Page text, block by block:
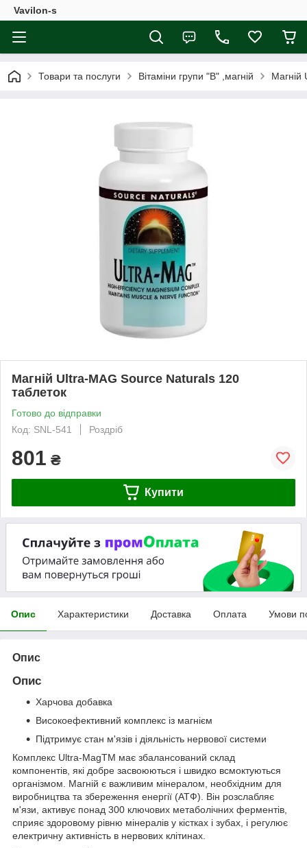
Vavilon-s
Товари та послуги Вітаміни групи "В" ,магній Магній
Магній Ultra-MAG Source Naturals 120
таблеток
Готово до відправки
Код: SNL-541
Роздріб
801 ₴
Купити
Опис Характеристики Доставка Оплата Умови
Опис
Опис
Харчова добавка
Високоефективний комплекс із магнієм
Підтримує стан м'язів і діяльність нервової системи
Комплекс Ultra-MagTM має збалансований склад
компонентів, які добре засвоюються і швидко всмоктуються
організмом. Магній є важливим мінералом, необхідним для
виробництва та збереження енергії (АТФ). Він розслабляє
м'язи, активує понад 300 ключових метаболічних ферментів,
сприяє здоровому рівню мінералів у кістках і зубах, і регулює
електричну активність в нервових клітинах.